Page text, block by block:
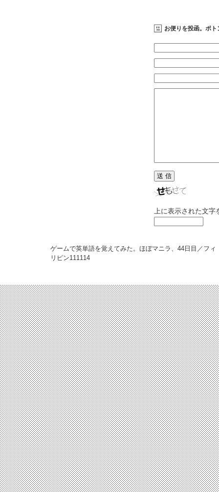
お便りを投函。ポト
上に表示された文
ゲームで英単語を覚えてみた。ほぼマニラ、44日目／フィ
リピン111114